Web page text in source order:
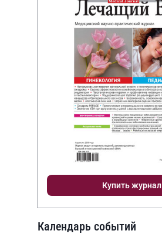
Купить журнал
Календарь событий